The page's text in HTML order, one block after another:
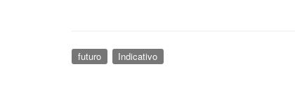
futuro Indicativo